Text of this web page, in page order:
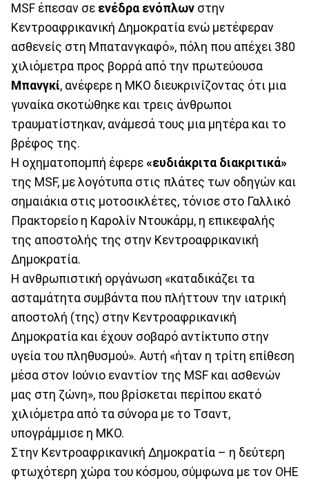
MSF έπεσαν σε ενέδρα ενόπλων στην
Κεντροαφρικανική Δημοκρατία ενώ μετέφεραν
ασθενείς στη Μπατανγκαφό», πόλη που απέχει 380
χιλιόμετρα προς βορρά από την πρωτεύουσα
Μπανγκί, ανέφερε η ΜΚΟ διευκρινίζοντας ότι μια
γυναίκα σκοτώθηκε και τρεις άνθρωποι
τραυματίστηκαν, ανάμεσά τους μια μητέρα και το
βρέφος της.
Η οχηματοπομπή έφερε «ευδιάκριτα διακριτικά»
της MSF, με λογότυπα στις πλάτες των οδηγών και
σημαιάκια στις μοτοσικλέτες, τόνισε στο Γαλλικό
Πρακτορείο η Καρολίν Ντουκάρμ, η επικεφαλής
της αποστολής της στην Κεντροαφρικανική
Δημοκρατία.
Η ανθρωπιστική οργάνωση «καταδικάζει τα
ασταμάτητα συμβάντα που πλήττουν την ιατρική
αποστολή (της) στην Κεντροαφρικανική
Δημοκρατία και έχουν σοβαρό αντίκτυπο στην
υγεία του πληθυσμού». Αυτή «ήταν η τρίτη επίθεση
μέσα στον Ιούνιο εναντίον της MSF και ασθενών
μας στη ζώνη», που βρίσκεται περίπου εκατό
χιλιόμετρα από τα σύνορα με το Τσαντ,
υπογράμμισε η ΜΚΟ.
Στην Κεντροαφρικανική Δημοκρατία – η δεύτερη
φτωχότερη χώρα του κόσμου, σύμφωνα με τον ΟΗΕ